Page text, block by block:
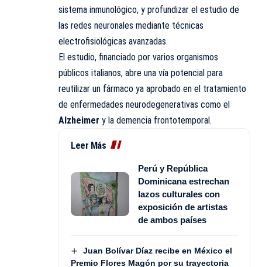
sistema inmunológico, y profundizar el estudio de
las redes neuronales mediante técnicas
electrofisiológicas avanzadas.
El estudio, financiado por varios organismos
públicos italianos, abre una vía potencial para
reutilizar un fármaco ya aprobado en el tratamiento
de enfermedades neurodegenerativas como el
Alzheimer y la demencia frontotemporal.
Leer Más
Perú y República
Dominicana estrechan
lazos culturales con
exposición de artistas
de ambos países
Juan Bolívar Díaz recibe en México el
Premio Flores Magón por su trayectoria